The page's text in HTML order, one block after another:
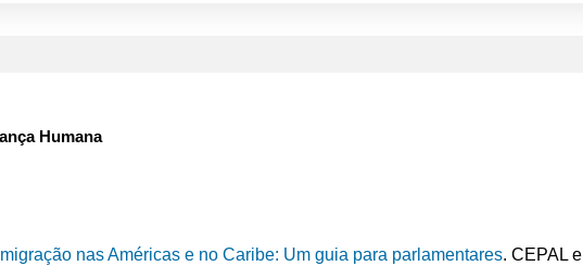
Humana
nas Américas e no Caribe: Um guia para parlamentares. CEPAL e